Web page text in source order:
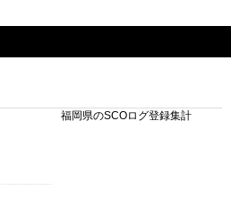
福岡県のSCOログ登録集計